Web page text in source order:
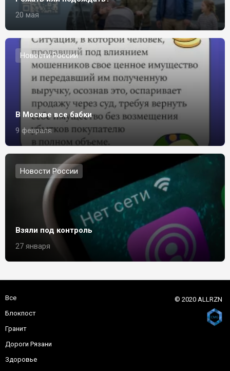
20 мая
Новости России
В Москве все бабки
9 февраля
Новости России
Взяли под контроль
27 января
Все
Блокпост
Гранит
Дороги Рязани
Здоровье
© 2020 ALLRZN